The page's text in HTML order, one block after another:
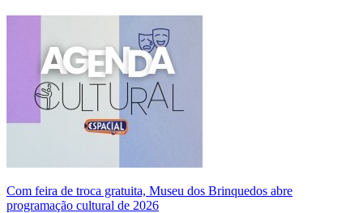
Com feira de troca gratuita, Museu dos Brinquedos abre
programação cultural de 2026